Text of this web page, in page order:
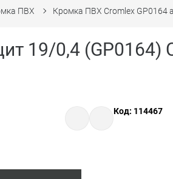
ПВХ Кромка ПВХ Cromlex GP0164
19/0,4 (GP0164)
Код: 114467